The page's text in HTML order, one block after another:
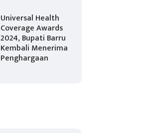
Universal Health
Coverage Awards
2024, Bupati Barru
Kembali Menerima
Penghargaan